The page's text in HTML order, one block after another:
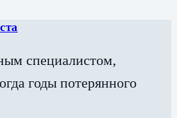
специалистом,
годы потерянного